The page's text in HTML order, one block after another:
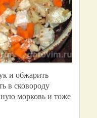
и обжарить
в сковороду
морковь и тоже